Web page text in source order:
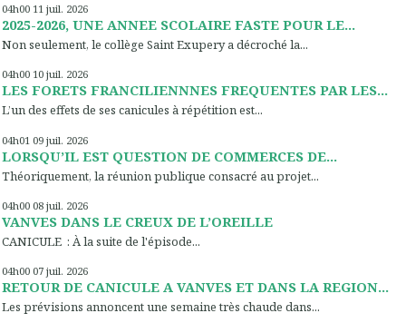
04h00 11 juil. 2026
2025-2026, UNE ANNEE SCOLAIRE FASTE POUR LE...
Non seulement, le collège Saint Exupery a décroché la...
04h00 10 juil. 2026
LES FORETS FRANCILIENNNES FREQUENTES PAR LES...
L’un des effets de ses canicules à répétition est...
04h01 09 juil. 2026
LORSQU’IL EST QUESTION DE COMMERCES DE...
Théoriquement, la réunion publique consacré au projet...
04h00 08 juil. 2026
VANVES DANS LE CREUX DE L’OREILLE
CANICULE : À la suite de l'épisode...
04h00 07 juil. 2026
RETOUR DE CANICULE A VANVES ET DANS LA REGION...
Les prévisions annoncent une semaine très chaude dans...